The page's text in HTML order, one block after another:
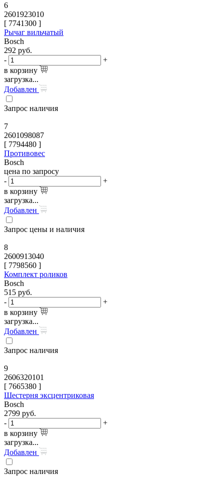
6
2601923010
[ 7741300 ]
Рычаг вильчатый
Bosch
292 руб.
-
+
в корзину
загрузка...
Добавлен
Запрос наличия
7
2601098087
[ 7794480 ]
Противовес
Bosch
цена по запросу
-
+
в корзину
загрузка...
Добавлен
Запрос цены и наличия
8
2600913040
[ 7798560 ]
Комплект роликов
Bosch
515 руб.
-
+
в корзину
загрузка...
Добавлен
Запрос наличия
9
2606320101
[ 7665380 ]
Шестерня эксцентриковая
Bosch
2799 руб.
-
+
в корзину
загрузка...
Добавлен
Запрос наличия